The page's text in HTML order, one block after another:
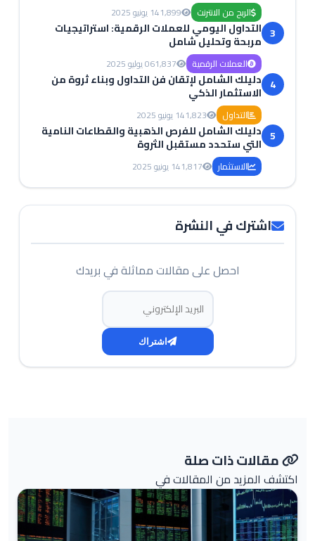
الربح من الانترنت 1,89914 يونيو 2025
3 التداول اليومي للعملات الرقمية: استراتيجيات
مربحة وتحليل شامل
العملات الرقمية 1,83706 يوليو 2025
4 دليلك الشامل لإتقان فن التداول وبناء ثروة من
الاستثمار الذكي
التداول 1,82314 يونيو 2025
5 دليلك الشامل للفرص الذهبية والقطاعات النامية
التي ستحدد مستقبل الثروة
الاستثمار 1,81714 يونيو 2025
اشترك في النشرة
احصل على مقالات مماثلة في بريدك
البريد الإلكتروني
اشتراك
مقالات ذات صلة
اكتشف المزيد من المقالات في